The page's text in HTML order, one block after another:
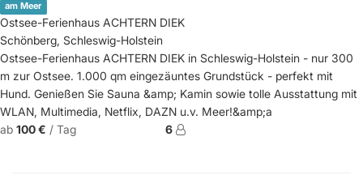
am Meer
Ostsee-Ferienhaus ACHTERN DIEK
Schönberg, Schleswig-Holstein
Ostsee-Ferienhaus ACHTERN DIEK in Schleswig-Holstein - nur 300
m zur Ostsee. 1.000 qm eingezäuntes Grundstück - perfekt mit
Hund. Genießen Sie Sauna &amp; Kamin sowie tolle Ausstattung mit
WLAN, Multimedia, Netflix, DAZN u.v. Meer!&amp;a
ab 100 € / Tag 6